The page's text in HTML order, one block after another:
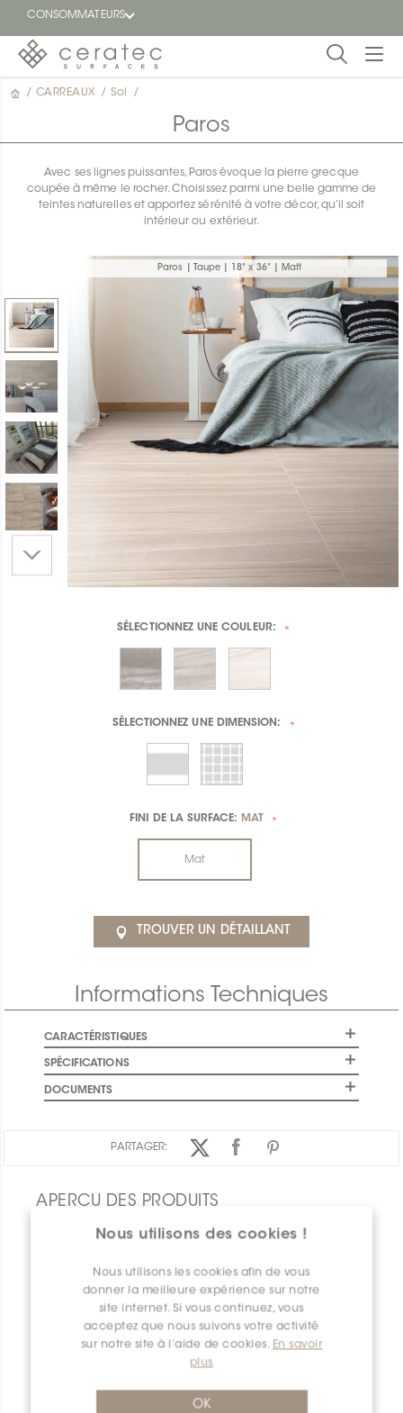
CONSOMMATEURS
En
Trouver
un
Nous utilisons des cookies !
Nous utilisons les cookies afin de vous
donner la meilleure expérience sur notre
site internet. Si vous continuez, vous
acceptez que nous suivons votre activité
sur notre site à l’aide de cookies. En savoir
plus
OK
/ CARREAUX / Sol /
Paros
Avec ses lignes puissantes, Paros évoque la pierre grecque
coupée à même le rocher. Choisissez parmi une belle gamme de
teintes naturelles et apportez sérénité à votre décor, qu’il soit
intérieur ou extérieur.
Paros | Taupe | 18" x 36" | Matt
SÉLECTIONNEZ UNE COULEUR: *
SÉLECTIONNEZ UNEDIMENSION: *
FINI DE LA SURFACE: MAT *
Mat
TROUVER UN DÉTAILLANT
Informations Techniques
CARACTÉRISTIQUES
SPÉCIFICATIONS
DOCUMENTS
PARTAGER:
APERÇU DES PRODUITS